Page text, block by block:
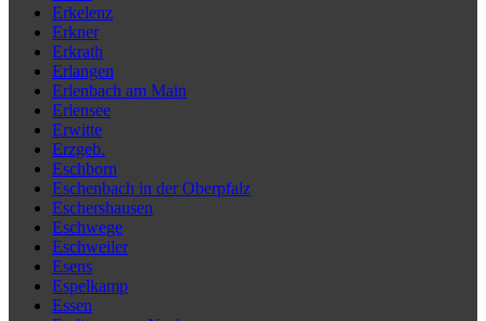
Erkelenz
Erkner
Erkrath
Erlangen
Erlenbach am Main
Erlensee
Erwitte
Erzgeb.
Eschborn
Eschenbach in der Oberpfalz
Eschershausen
Eschwege
Eschweiler
Esens
Espelkamp
Essen